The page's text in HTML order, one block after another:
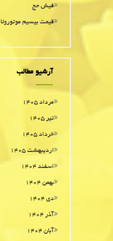
فیش حج
قیمت بیسیم موتورولا
آرشیو مطالب
مرداد ۱۴۰۵
تیر ۱۴۰۵
خرداد ۱۴۰۵
اردیبهشت ۱۴۰۵
اسفند ۱۴۰۴
بهمن ۱۴۰۴
دی ۱۴۰۴
آذر ۱۴۰۴
آبان ۱۴۰۴